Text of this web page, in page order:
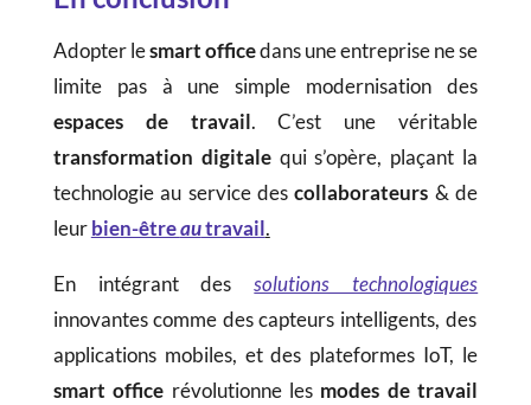
Adopter lesmart officedans une entreprise ne se
limite pas à une simple modernisation des
espaces de travail. C’est une véritable
transformation digitalequi s’opère, plaçant la
technologie au service descollaborateurs & de
leurbien-êtreautravail.
En intégrant dessolutions technologiques
innovantes comme des capteurs intelligents, des
applications mobiles, et des plateformes IoT, le
smart office révolutionne les modes de travail